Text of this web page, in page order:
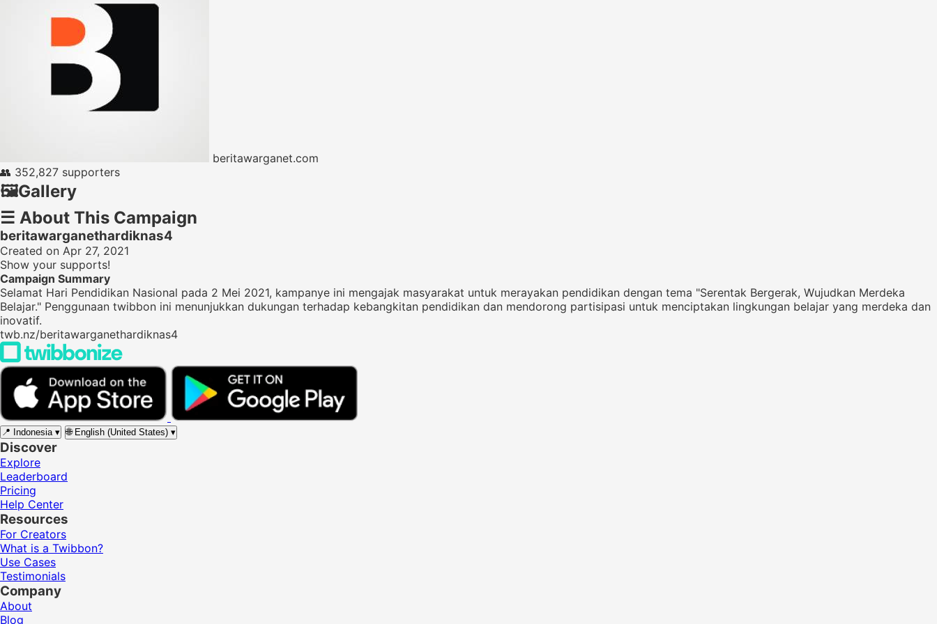
beritawarganet.com
👥 352,827 supporters
🖼️Gallery
☰ About This Campaign
beritawarganethardiknas4
Created on Apr 27, 2021
Show your supports!
Campaign Summary
Selamat Hari Pendidikan Nasional pada 2 Mei 2021, kampanye ini mengajak masyarakat untuk merayakan pendidikan dengan tema "Serentak Bergerak, Wujudkan Merdeka
Belajar." Penggunaan twibbon ini menunjukkan dukungan terhadap kebangkitan pendidikan dan mendorong partisipasi untuk menciptakan lingkungan belajar yang merdeka dan
inovatif.
twb.nz/beritawarganethardiknas4
📍 Indonesia ▾ 🌐 English (United States) ▾
Discover
Explore
Leaderboard
Pricing
Help Center
Resources
For Creators
What is a Twibbon?
Use Cases
Testimonials
Company
About
Blog